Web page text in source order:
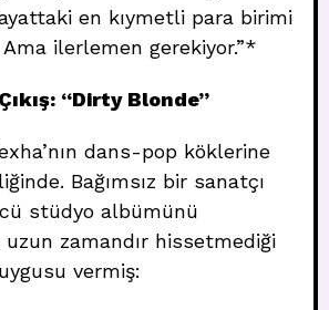
en kıymetli para birimi
ilerlemen gerekiyor.”*
“Dirty Blonde”
dans-pop köklerine
Bağımsız bir sanatçı
stüdyo albümünü
uzun zamandır hissetmediği
vermiş: